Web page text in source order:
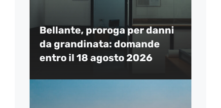
Bellante, proroga per danni
da grandinata: domande
entro il 18 agosto 2026